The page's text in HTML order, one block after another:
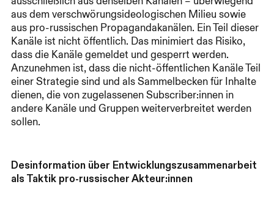
aus dem verschwörungsideologischen Milieu sowie
aus pro-russischen Propagandakanälen. Ein Teil dieser
Kanäle ist nicht öffentlich. Das minimiert das Risiko,
dass die Kanäle gemeldet und gesperrt werden.
Anzunehmen ist, dass die nicht-öffentlichen Kanäle Teil
einer Strategie sind und als Sammelbecken für Inhalte
dienen, die von zugelassenen Subscriber:innen in
andere Kanäle und Gruppen weiterverbreitet werden
sollen.
Desinformation über Entwicklungszusammenarbeit
als Taktik pro-russischer Akteur:innen